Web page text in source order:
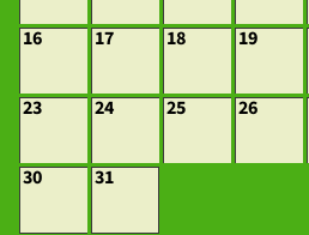
16 17 18 19
23 24 25 26
30 31